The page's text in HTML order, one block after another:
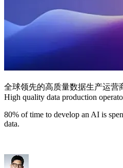
全球领先的高质量数据生产运营
High quality data production
80% of time to develop an AI is
data.